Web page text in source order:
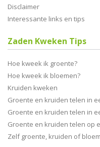
Disclaimer
Interessante links en tips
Zaden Kweken Tips
Hoe kweek ik groente?
Hoe kweek ik bloemen?
Kruiden kweken
Groente en kruiden telen in
Groente en kruiden telen in
Groente en kruiden telen op
Zelf groente, kruiden of